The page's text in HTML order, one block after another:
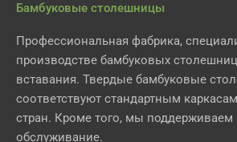
Бамбуковые столешницы
Профессиональная фабрика,
производстве бамбуковых
вставания. Твердые бамбуковые
соответствуют стандартным
стран. Кроме того, мы поддерживаем
обслуживание.